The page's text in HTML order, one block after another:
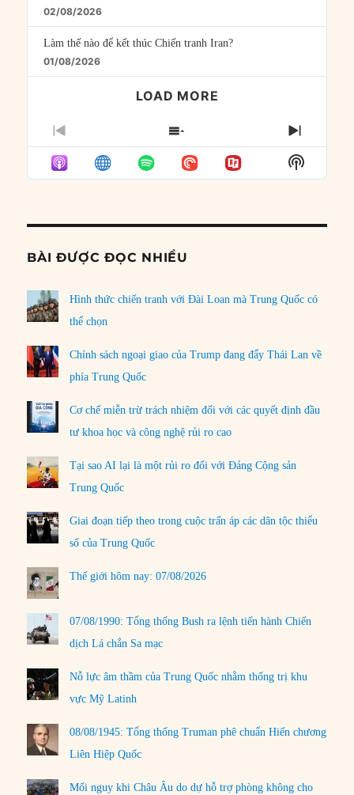
02/08/2026
Làm thế nào để kết thúc Chiến tranh Iran?
01/08/2026
LOAD MORE
PREVIOUS
EPISODE
SHOW
EPISODES
LIST
NEXT
Show
Podcast
BÀI ĐƯỢC ĐỌC NHIỀU
Hình thức chiến tranh với Đài Loan mà Trung Quốc có
thể chọn
Chính sách ngoại giao của Trump đang đẩy Thái Lan về
phía Trung Quốc
Cơ chế miễn trừ trách nhiệm đối với các quyết định đầu
tư khoa học và công nghệ rủi ro cao
Tại sao AI lại là một rủi ro đối với Đảng Cộng sản
Trung Quốc
Giai đoạn tiếp theo trong cuộc trấn áp các dân tộc thiểu
số của Trung Quốc
Thế giới hôm nay: 07/08/2026
07/08/1990: Tổng thống Bush ra lệnh tiến hành Chiến
dịch Lá chắn Sa mạc
Nỗ lực âm thầm của Trung Quốc nhằm thống trị khu
vực Mỹ Latinh
08/08/1945: Tổng thống Truman phê chuẩn Hiến chương
Liên Hiệp Quốc
Mối nguy khi Châu Âu do dự hỗ trợ phòng không cho